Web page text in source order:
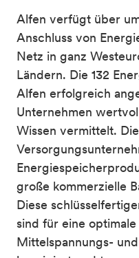
Alfen verfügt über
Anschluss von
Netz in ganz
Ländern. Die 132
Alfen erfolgreich
Unternehmen
Wissen vermittelt.
große kommerzielle
Diese
sind für eine
Mittelspannungs-